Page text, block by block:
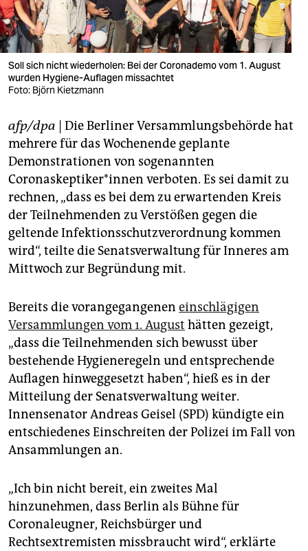
verlag
verlag
veranstaltungen
shop
fragen & hilfe
unterstützen
abo
genossenschaft
epaper login
Soll sich nicht wiederholen: Bei der Coronademo vom 1. August
wurden Hygiene-Auflagen missachtet
Foto: Björn Kietzmann
afp/dpa | Die Berliner Versammlungsbehörde hat
mehrere für das Wochenende geplante
Demonstrationen von sogenannten
Coronaskeptiker*innen verboten. Es sei damit zu
rechnen, „dass es bei dem zu erwartenden Kreis
der Teilnehmenden zu Verstößen gegen die
geltende Infektionsschutzverordnung kommen
wird“, teilte die Senatsverwaltung für Inneres am
Mittwoch zur Begründung mit.
Bereits die vorangegangenen einschlägigen
Versammlungen vom 1. August hätten gezeigt,
„dass die Teilnehmenden sich bewusst über
bestehende Hygieneregeln und entsprechende
Auflagen hinweggesetzt haben“, hieß es in der
Mitteilung der Senatsverwaltung weiter.
Innensenator Andreas Geisel (SPD) kündigte ein
entschiedenes Einschreiten der Polizei im Fall von
Ansammlungen an.
„Ich bin nicht bereit, ein zweites Mal
hinzunehmen, dass Berlin als Bühne für
Coronaleugner, Reichsbürger und
Rechtsextremisten missbraucht wird“, erklärte